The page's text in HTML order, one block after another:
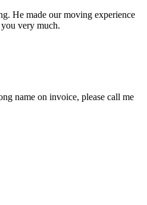
He made our moving experience
very much.
name on invoice, please call me